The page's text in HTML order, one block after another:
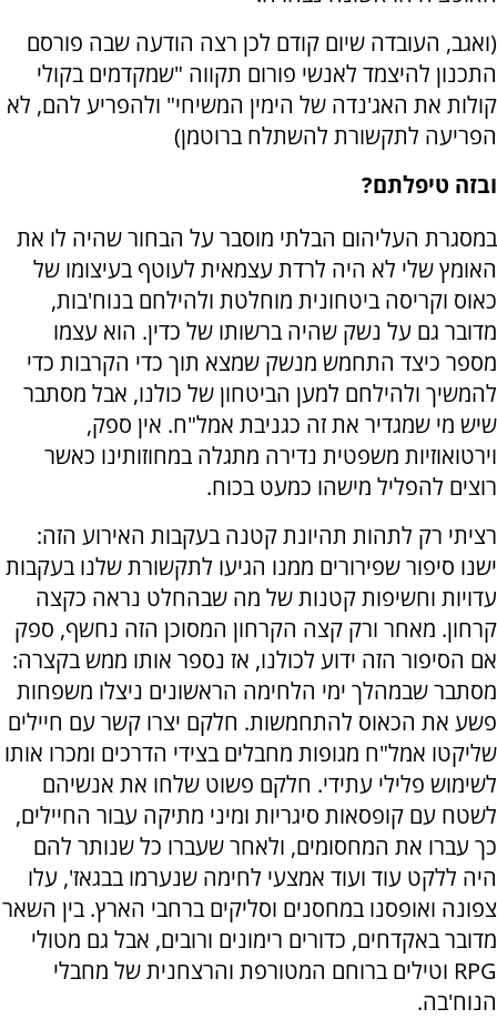
(ואגב, העובדה שיום קודם לכן רצה הודעה שבה פורסם
התכנון להיצמד לאנשי פורום תקווה "שמקדמים בקולי
קולות את האג'נדה של הימין המשיחי" ולהפריע להם, לא
הפריעה לתקשורת להשתלח ברוטמן)
ובזה טיפלתם?
במסגרת העליהום הבלתי מוסבר על הבחור שהיה לו את
האומץ שלי לא היה לרדת עצמאית לעוטף בעיצומו של
כאוס וקריסה ביטחונית מוחלטת ולהילחם בנוח'בות,
מדובר גם על נשק שהיה ברשותו של כדין. הוא עצמו
מספר כיצד התחמש מנשק שמצא תוך כדי הקרבות כדי
להמשיך ולהילחם למען הביטחון של כולנו, אבל מסתבר
שיש מי שמגדיר את זה כגניבת אמל"ח. אין ספק,
וירטואוזיות משפטית נדירה מתגלה במחוזותינו כאשר
רוצים להפליל מישהו כמעט בכוח.
רציתי רק לתהות תהיונת קטנה בעקבות האירוע הזה:
ישנו סיפור שפירורים ממנו הגיעו לתקשורת שלנו בעקבות
עדויות וחשיפות קטנות של מה שבהחלט נראה כקצה
קרחון. מאחר ורק קצה הקרחון המסוכן הזה נחשף, ספק
אם הסיפור הזה ידוע לכולנו, אז נספר אותו ממש בקצרה:
מסתבר שבמהלך ימי הלחימה הראשונים ניצלו משפחות
פשע את הכאוס להתחמשות. חלקם יצרו קשר עם חיילים
שליקטו אמל"ח מגופות מחבלים בצידי הדרכים ומכרו אותו
לשימוש פלילי עתידי. חלקם פשוט שלחו את אנשיהם
לשטח עם קופסאות סיגריות ומיני מתיקה עבור החיילים,
כך עברו את המחסומים, ולאחר שעברו כל שנותר להם
היה ללקט עוד ועוד אמצעי לחימה שנערמו בבגאז', עלו
צפונה ואופסנו במחסנים וסליקים ברחבי הארץ. בין השאר
מדובר באקדחים, כדורים רימונים ורובים, אבל גם מטולי
RPG וטילים ברוחם המטורפת והרצחנית של מחבלי
הנוח'בה.